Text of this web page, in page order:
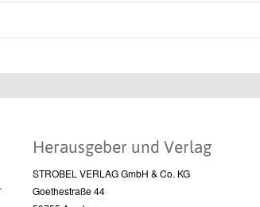
Herausgeber und Verlag
STROBEL VERLAG GmbH & Co. KG
Goethestraße 44